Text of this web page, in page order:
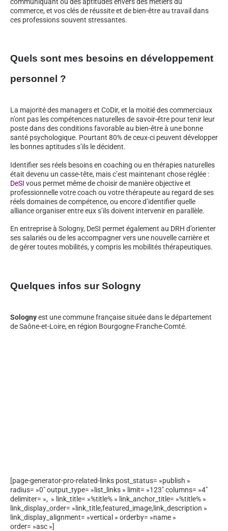
commerce, et vos clés de réussite et de bien-être au travail dans
ces professions souvent stressantes.
Quels sont mes besoins en développement
personnel ?
La majorité des managers et CoDir, et la moitié des commerciaux
n’ont pas les compétences naturelles de savoir-être pour tenir leur
poste dans des conditions favorable au bien-être à une bonne
santé psychologique. Pourtant 80% de ceux-ci peuvent développer
les bonnes aptitudes s’ils le décident.
Identifier ses réels besoins en coaching ou en thérapies naturelles
était devenu un casse-tête, mais c’est maintenant chose réglée :
DeSI vous permet même de choisir de manière objective et
professionnelle votre coach ou votre thérapeute au regard de ses
réels domaines de compétence, ou encore d’identifier quelle
alliance organiser entre eux s’ils doivent intervenir en parallèle.
En entreprise à Sologny, DeSI permet également au DRH d’orienter
ses salariés ou de les accompagner vers une nouvelle carrière et
de gérer toutes mobilités, y compris les mobilités thérapeutiques.
Quelques infos sur Sologny
Solognyest une commune française située dans le département
de Saône-et-Loire, en région Bourgogne-Franche-Comté.
[page-generator-pro-related-links post_status= »publish »
radius= »0″ output_type= »list_links » limit= »123″ columns= »4″
delimiter= », » link_title= »%title% » link_anchor_title= »%title% »
link_display_order= »link_title,featured_image,link_description »
link_display_alignment= »vertical » orderby= »name »
order= »asc »]